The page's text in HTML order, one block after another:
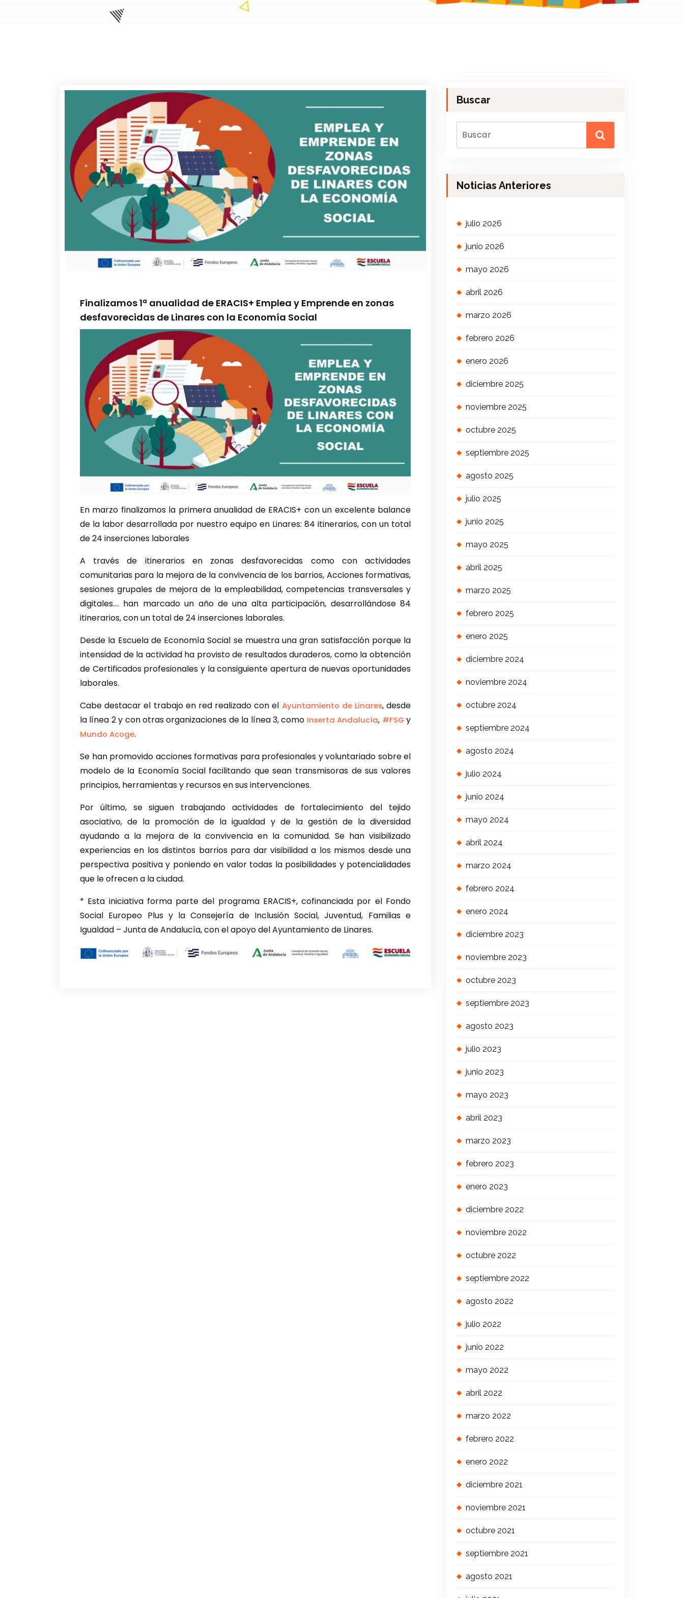
Finalizamos 1ª anualidad de ERACIS+ Emplea y Emprende en zonas
desfavorecidas de Linares con la Economía Social
En marzo finalizamos la primera anualidad de ERACIS+ con un excelente balance
de la labor desarrollada por nuestro equipo en Linares: 84 itinerarios, con un total
de 24 inserciones laborales
A través de itinerarios en zonas desfavorecidas como con actividades
comunitarias para la mejora de la convivencia de los barrios, Acciones formativas,
sesiones grupales de mejora de la empleabilidad, competencias transversales y
digitales…. han marcado un año de una alta participación, desarrollándose 84
itinerarios, con un total de 24 inserciones laborales.
Desde la Escuela de Economía Social se muestra una gran satisfacción porque la
intensidad de la actividad ha provisto de resultados duraderos, como la obtención
de Certificados profesionales y la consiguiente apertura de nuevas oportunidades
laborales.
Cabe destacar el trabajo en red realizado con el Ayuntamiento de Linares, desde
la línea 2 y con otras organizaciones de la línea 3, como Inserta Andalucía, #FSG y
Mundo Acoge.
Se han promovido acciones formativas para profesionales y voluntariado sobre el
modelo de la Economía Social facilitando que sean transmisoras de sus valores
principios, herramientas y recursos en sus intervenciones.
Por último, se siguen trabajando actividades de fortalecimiento del tejido
asociativo, de la promoción de la igualdad y de la gestión de la diversidad
ayudando a la mejora de la convivencia en la comunidad. Se han visibilizado
experiencias en los distintos barrios para dar visibilidad a los mismos desde una
perspectiva positiva y poniendo en valor todas la posibilidades y potencialidades
que le ofrecen a la ciudad.
* Esta iniciativa forma parte del programa ERACIS+, cofinanciada por el Fondo
Social Europeo Plus y la Consejería de Inclusión Social, Juventud, Familias e
Igualdad – Junta de Andalucía, con el apoyo del Ayuntamiento de Linares.
Buscar
Noticias Anteriores
julio 2026
junio 2026
mayo 2026
abril 2026
marzo 2026
febrero 2026
enero 2026
diciembre 2025
noviembre 2025
octubre 2025
septiembre 2025
agosto 2025
julio 2025
junio 2025
mayo 2025
abril 2025
marzo 2025
febrero 2025
enero 2025
diciembre 2024
noviembre 2024
octubre 2024
septiembre 2024
agosto 2024
julio 2024
junio 2024
mayo 2024
abril 2024
marzo 2024
febrero 2024
enero 2024
diciembre 2023
noviembre 2023
octubre 2023
septiembre 2023
agosto 2023
julio 2023
junio 2023
mayo 2023
abril 2023
marzo 2023
febrero 2023
enero 2023
diciembre 2022
noviembre 2022
octubre 2022
septiembre 2022
agosto 2022
julio 2022
junio 2022
mayo 2022
abril 2022
marzo 2022
febrero 2022
enero 2022
diciembre 2021
noviembre 2021
octubre 2021
septiembre 2021
agosto 2021